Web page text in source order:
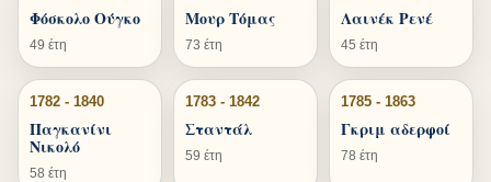
Φόσκολο Ούγκο
49 έτη
Μουρ Τόμας
73 έτη
Λαινέκ Ρενέ
45 έτη
1782 - 1840
Παγκανίνι
Νικολό
58 έτη
1783 - 1842
Σταντάλ
59 έτη
1785 - 1863
Γκριμ αδερφοί
78 έτη